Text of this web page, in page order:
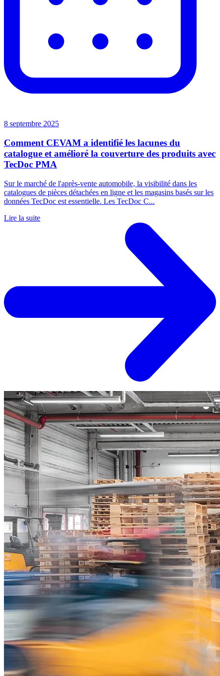
8 septembre 2025
Comment CEVAM a identifié les lacunes du
catalogue et amélioré la couverture des produits avec
TecDoc PMA
Sur le marché de l'après-vente automobile, la visibilité dans les
catalogues de pièces détachées en ligne et les magasins basés sur les
données TecDoc est essentielle. Les TecDoc C...
Lire la suite